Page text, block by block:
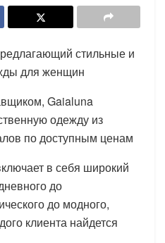
стильные и
для женщин
Gaialuna
одежду из
по доступным ценам
в себя широкий
до
до модного,
клиента найдется